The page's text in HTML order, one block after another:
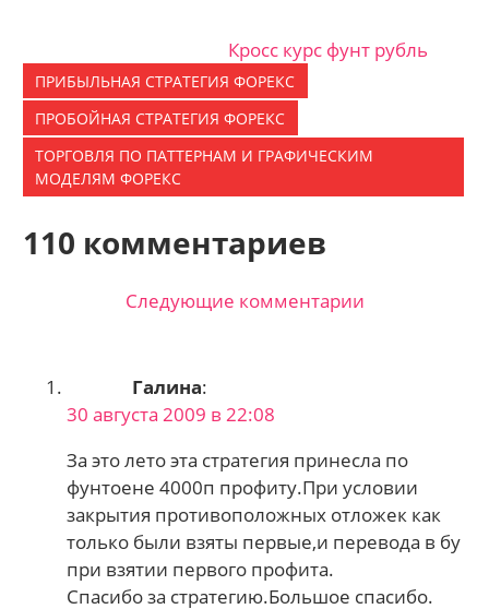
Кросс курс фунт рубль
ПРИБЫЛЬНАЯ СТРАТЕГИЯ ФОРЕКС
ПРОБОЙНАЯ СТРАТЕГИЯ ФОРЕКС
ТОРГОВЛЯ ПО ПАТТЕРНАМ И ГРАФИЧЕСКИМ
МОДЕЛЯМ ФОРЕКС
110 комментариев
по
комментариям
Следующие комментарии
Галина:
30 августа 2009 в 22:08
За это лето эта стратегия принесла по
фунтоене 4000п профиту.При условии
закрытия противоположных отложек как
только были взяты первые,и перевода в бу
при взятии первого профита.
Спасибо за стратегию.Большое спасибо.